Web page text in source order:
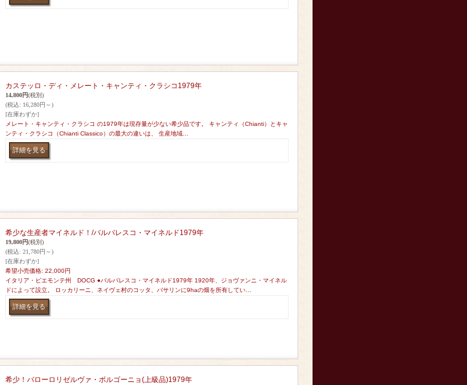
カステッロ・ディ・メレート・キャンティ・クラシコ1979年
14,800円(税別)
(税込: 16,280円～)
[在庫わずか]
メレート・キャンティ・クラシコ の1979年は現存量が少ない希少品です。 キャンティ（Chianti）とキャ
ンティ・クラシコ（Chianti Classico）の最大の違いは、 生産地域…
希少な生産者マイネルド！/バルバレスコ・マイネルド1979年
19,800円(税別)
(税込: 21,780円～)
[在庫わずか]
希望小売価格: 22,000円
イタリア・ピエモンテ州 DOCG ●バルバレスコ・マイネルド1979年 1920年、ジョヴァンニ・マイネル
ドによって設立。 ロッカリーニ、ネイヴェ村のコッタ、バサリンに9haの畑を所有してい…
希少！バローロリゼルヴァ・ボルゴーニョ(上級品)1979年